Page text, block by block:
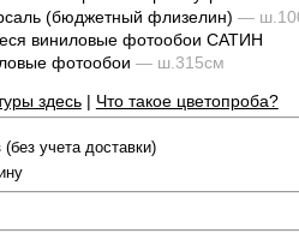
(бюджетный флизелин) —
виниловые фотообои САТИН
фотообои — ш.315см
здесь| Что такое цветопроба?
(без учета доставки)